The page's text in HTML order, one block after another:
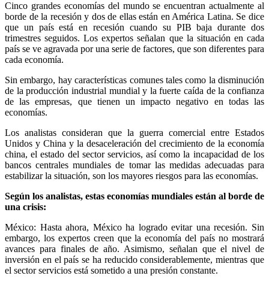
Cinco grandes economías del mundo se encuentran actualmente al
borde de la recesión y dos de ellas están en América Latina. Se dice
que un país está en recesión cuando su PIB baja durante dos
trimestres seguidos. Los expertos señalan que la situación en cada
país se ve agravada por una serie de factores, que son diferentes para
cada economía.
Sin embargo, hay características comunes tales como la disminución
de la producción industrial mundial y la fuerte caída de la confianza
de las empresas, que tienen un impacto negativo en todas las
economías.
Los analistas consideran que la guerra comercial entre Estados
Unidos y China y la desaceleración del crecimiento de la economía
china, el estado del sector servicios, así como la incapacidad de los
bancos centrales mundiales de tomar las medidas adecuadas para
estabilizar la situación, son los mayores riesgos para las economías.
Según los analistas, estas economías mundiales están al borde de
una crisis:
México: Hasta ahora, México ha logrado evitar una recesión. Sin
embargo, los expertos creen que la economía del país no mostrará
avances para finales de año. Asimismo, señalan que el nivel de
inversión en el país se ha reducido considerablemente, mientras que
el sector servicios está sometido a una presión constante.